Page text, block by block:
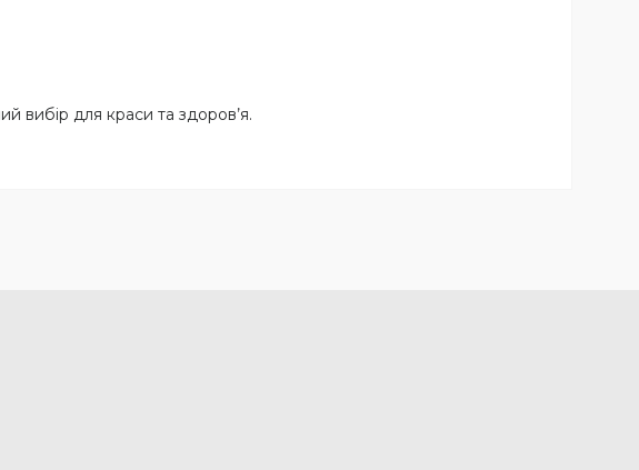
вибір для краси та здоров’я.